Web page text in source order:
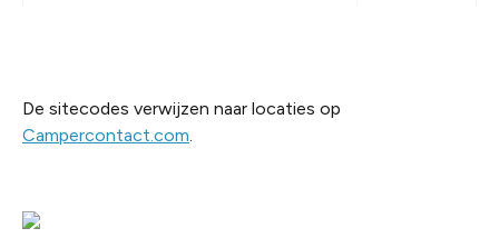
De sitecodes verwijzen naar locaties op
Campercontact.com.